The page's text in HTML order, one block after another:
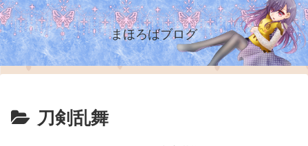
まほろばブログ
刀剣乱舞